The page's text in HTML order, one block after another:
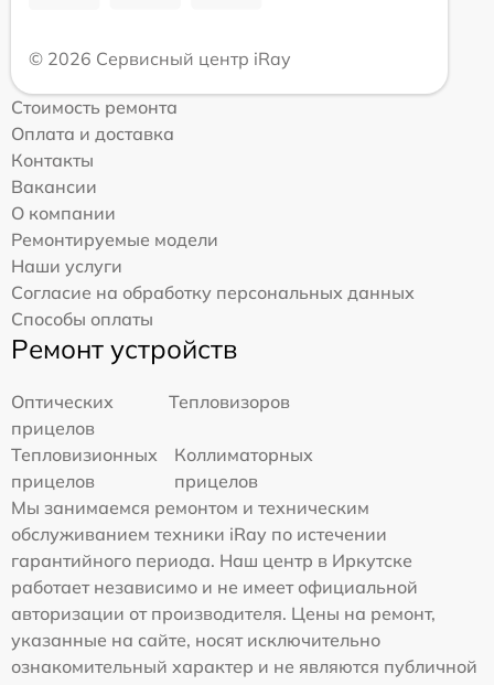
© 2026 Сервисный центр iRay
Стоимость ремонта
Оплата и доставка
Контакты
Вакансии
О компании
Ремонтируемые модели
Наши услуги
Согласие на обработку персональных данных
Способы оплаты
Ремонт устройств
Оптических
прицелов
Тепловизоров
Тепловизионных
прицелов
Коллиматорных
прицелов
Мы занимаемся ремонтом и техническим
обслуживанием техники iRay по истечении
гарантийного периода. Наш центр в Иркутске
работает независимо и не имеет официальной
авторизации от производителя. Цены на ремонт,
указанные на сайте, носят исключительно
ознакомительный характер и не являются публичной